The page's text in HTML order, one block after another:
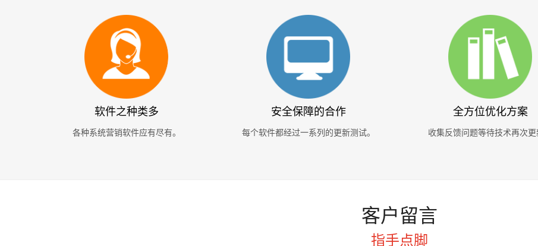
软件之种类多
各种系统营销软件应有尽有。
安全保障的合作
每个软件都经过一系列的更新测试。
全方位优化方案
收集反馈问题等待技术再次更
客户留言
指手点脚